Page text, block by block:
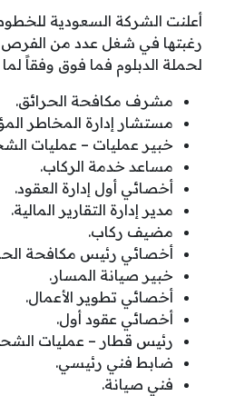
أعلنت الشركة السعودية
رغبتها في شغل عدد من الفرص
لحملة الدبلوم فما فوق وفقاً
مشرف مكافحة الحرائق.
مستشار إدارة المخاطر
خبير عمليات – عمليات
مساعد خدمة الركاب.
أخصائي أول إدارة العقود.
مدير إدارة التقارير المالية.
مضيف ركاب.
أخصائي رئيس مكافحة
خبير صيانة المسار.
أخصائي تطوير الأعمال.
أخصائي عقود أول.
رئيس قطار – عمليات
ضابط فني رئيسي.
فني صيانة.